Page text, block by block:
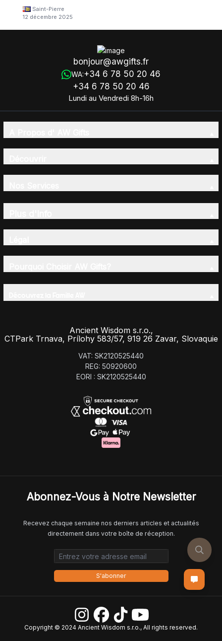
Saint-Pierre
12 décembre 2025
bonjour@awgifts.fr
WA:+34 6 78 50 20 46
+34 6 78 50 20 46
Lundi au Vendredi 8h-16h
Ancient Wisdom s.r.o.,
CTPark Trnava, Prílohy 583/57, 919 26 Zavar, Slovaquie
VAT: SK2120525440
REG: 50920600
EORI : SK2120525440
Abonnez-Vous à Notre Newsletter
Recevez chaque semaine nos derniers articles et actualités
directement dans votre boîte de réception.
Email address
S'abonner
Copyright © 2024 Ancient Wisdom s.r.o., All rights reserved.